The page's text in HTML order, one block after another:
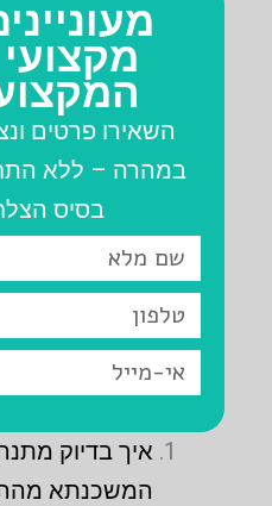
השאירו פרטים
במהרה – ללא
בסיס
שם
מלא
טלפון
אי-מייל
איך בדיוק
המשכנתא